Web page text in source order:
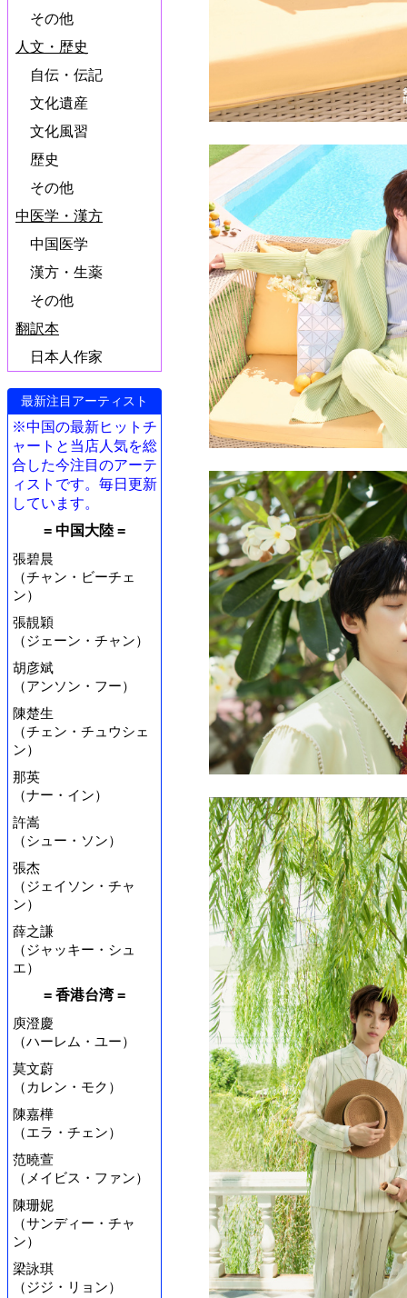
その他
人文・歴史
自伝・伝記
文化遺産
文化風習
歴史
その他
中医学・漢方
中国医学
漢方・生薬
その他
翻訳本
日本人作家
最新注目アーティスト
※中国の最新ヒットチ
ャートと当店人気を総
合した今注目のアーテ
ィストです。毎日更新
しています。
= 中国大陸 =
張碧晨
（チャン・ビーチェ
ン）
張靚穎
（ジェーン・チャン）
胡彦斌
（アンソン・フー）
陳楚生
（チェン・チュウシェ
ン）
那英
（ナー・イン）
許嵩
（シュー・ソン）
張杰
（ジェイソン・チャ
ン）
薛之謙
（ジャッキー・シュ
エ）
= 香港台湾 =
庾澄慶
（ハーレム・ユー）
莫文蔚
（カレン・モク）
陳嘉樺
（エラ・チェン）
范曉萱
（メイビス・ファン）
陳珊妮
（サンディー・チャ
ン）
梁詠琪
（ジジ・リョン）